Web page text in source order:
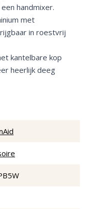
handmixer.
met
in roestvrij
kantelbare kop
heerlijk deeg